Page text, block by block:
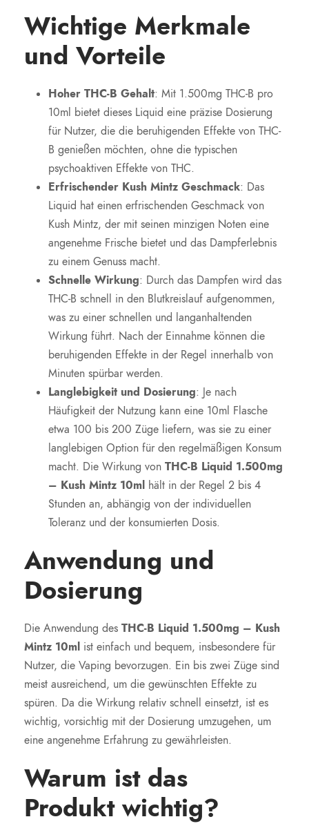
Wichtige Merkmale
und Vorteile
Hoher THC-B Gehalt: Mit 1.500mg THC-B pro
10ml bietet dieses Liquid eine präzise Dosierung
für Nutzer, die die beruhigenden Effekte von THC-
B genießen möchten, ohne die typischen
psychoaktiven Effekte von THC.
Erfrischender Kush Mintz Geschmack: Das
Liquid hat einen erfrischenden Geschmack von
Kush Mintz, der mit seinen minzigen Noten eine
angenehme Frische bietet und das Dampferlebnis
zu einem Genuss macht.
Schnelle Wirkung: Durch das Dampfen wird das
THC-B schnell in den Blutkreislauf aufgenommen,
was zu einer schnellen und langanhaltenden
Wirkung führt. Nach der Einnahme können die
beruhigenden Effekte in der Regel innerhalb von
Minuten spürbar werden.
Langlebigkeit und Dosierung: Je nach
Häufigkeit der Nutzung kann eine 10ml Flasche
etwa 100 bis 200 Züge liefern, was sie zu einer
langlebigen Option für den regelmäßigen Konsum
macht. Die Wirkung von THC-B Liquid 1.500mg
– Kush Mintz 10ml hält in der Regel 2 bis 4
Stunden an, abhängig von der individuellen
Toleranz und der konsumierten Dosis.
Anwendung und
Dosierung
Die Anwendung des THC-B Liquid 1.500mg – Kush
Mintz 10ml ist einfach und bequem, insbesondere für
Nutzer, die Vaping bevorzugen. Ein bis zwei Züge sind
meist ausreichend, um die gewünschten Effekte zu
spüren. Da die Wirkung relativ schnell einsetzt, ist es
wichtig, vorsichtig mit der Dosierung umzugehen, um
eine angenehme Erfahrung zu gewährleisten.
Warum ist das
Produkt wichtig?